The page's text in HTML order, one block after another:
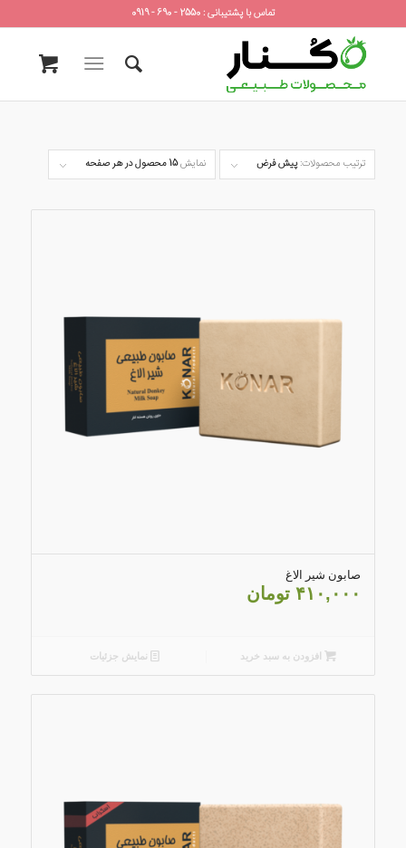
تماس با پشتیبانی : 2550 - 690 - 0919
ترتیب محصولات:پیش فرض نمایش15 محصول در هر صفحه
4.79
صابون شیر الاغ
۴۱۰,۰۰۰ تومان
افزودن به سبد خرید نمایش جزئیات